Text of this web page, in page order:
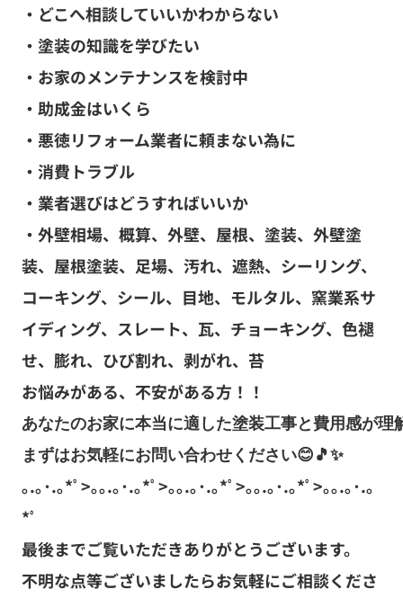
・どこへ相談していいかわからない
・塗装の知識を学びたい
・お家のメンテナンスを検討中
・助成金はいくら
・悪徳リフォーム業者に頼まない為に
・消費トラブル
・業者選びはどうすればいいか
・外壁相場、概算、外壁、屋根、塗装、外壁塗
装、屋根塗装、足場、汚れ、遮熱、シーリング、
コーキング、シール、目地、モルタル、窯業系サ
イディング、スレート、瓦、チョーキング、色褪
せ、膨れ、ひび割れ、剥がれ、苔
お悩みがある、不安がある方！！
あなたのお家に本当に適した塗装工事と費用感が理
まずはお気軽にお問い合わせください😊🎵✨
｡.｡･.｡*ﾟ>｡｡.｡･.｡*ﾟ>｡｡.｡･.｡*ﾟ>｡｡.｡･.｡*ﾟ>｡｡.｡･.｡
*ﾟ
最後までご覧いただきありがとうございます。
不明な点等ございましたらお気軽にご相談くださ